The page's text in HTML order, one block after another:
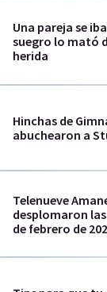
Una pareja se
suegro lo mató
herida
Hinchas de
abuchearon a
Telenueve
desplomaron
de febrero de